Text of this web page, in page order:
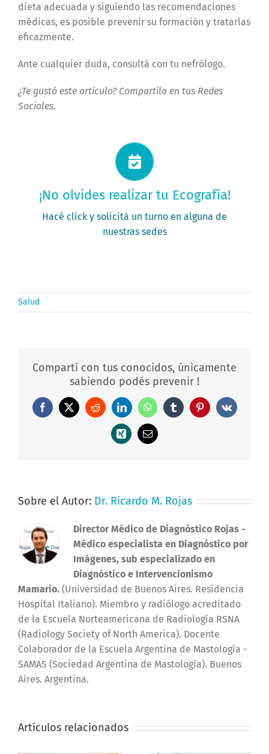
dieta adecuada y siguiendo las recomendaciones
médicas, es posible prevenir su formación y tratarlas
eficazmente.
Ante cualquier duda, consultá con tu nefrólogo.
¿Te gustó este artículo? Compartilo en tus Redes
Sociales.
¡No olvides realizar tu Ecografía!
Hacé click y solicitá un turno en alguna de
nuestras sedes
Solicitá tu turno ahora
Salud
Compartí con tus conocidos, únicamente
sabiendo podés prevenir !
Facebook
X RedditLinkedInWhatsAppTumblrPinterestVk
Xing
Correo
Sobre el Autor: Dr. Ricardo M. Rojas
Director Médico de Diagnóstico Rojas -
Médico especialista en Diagnóstico por
Imágenes, sub especializado en
Diagnóstico e Intervencionismo
Mamario. (Universidad de Buenos Aires. Residencia
Hospital Italiano). Miembro y radiólogo acreditado
de la Escuela Norteamericana de Radiología RSNA
(Radiology Society of North America). Docente
Colaborador de la Escuela Argentina de Mastología -
SAMAS (Sociedad Argentina de Mastología). Buenos
Aires. Argentina.
Artículos relacionados